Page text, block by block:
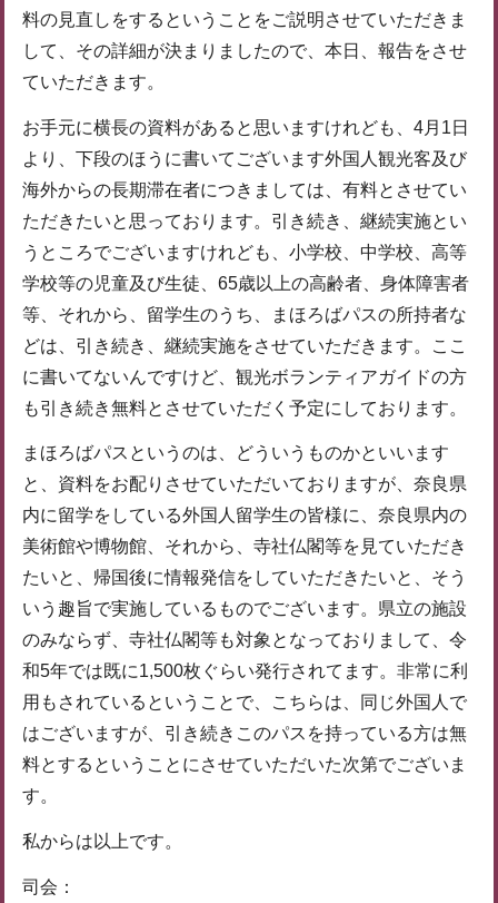
料の見直しをするということをご説明させていただきま
して、その詳細が決まりましたので、本日、報告をさせ
ていただきます。
お手元に横長の資料があると思いますけれども、4月1日
より、下段のほうに書いてございます外国人観光客及び
海外からの長期滞在者につきましては、有料とさせてい
ただきたいと思っております。引き続き、継続実施とい
うところでございますけれども、小学校、中学校、高等
学校等の児童及び生徒、65歳以上の高齢者、身体障害者
等、それから、留学生のうち、まほろばパスの所持者な
どは、引き続き、継続実施をさせていただきます。ここ
に書いてないんですけど、観光ボランティアガイドの方
も引き続き無料とさせていただく予定にしております。
まほろばパスというのは、どういうものかといいます
と、資料をお配りさせていただいておりますが、奈良県
内に留学をしている外国人留学生の皆様に、奈良県内の
美術館や博物館、それから、寺社仏閣等を見ていただき
たいと、帰国後に情報発信をしていただきたいと、そう
いう趣旨で実施しているものでございます。県立の施設
のみならず、寺社仏閣等も対象となっておりまして、令
和5年では既に1,500枚ぐらい発行されてます。非常に利
用もされているということで、こちらは、同じ外国人で
はございますが、引き続きこのパスを持っている方は無
料とするということにさせていただいた次第でございま
す。
私からは以上です。
司会：